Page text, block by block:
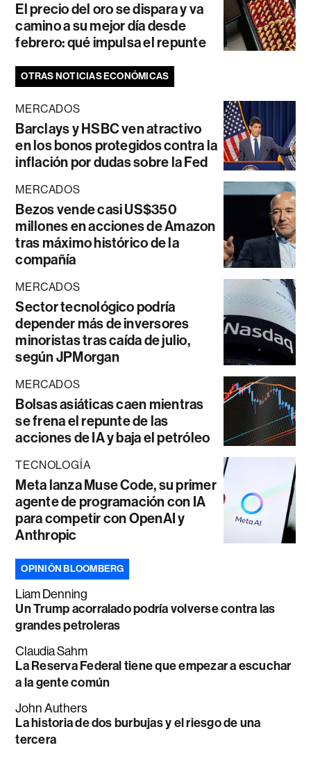
El precio del oro se dispara y va
camino a su mejor día desde
febrero: qué impulsa el repunte
OTRAS NOTICIAS ECONÓMICAS
MERCADOS
Barclays y HSBC ven atractivo
en los bonos protegidos contra la
inflación por dudas sobre la Fed
MERCADOS
Bezos vende casi US$350
millones en acciones de Amazon
tras máximo histórico de la
compañía
MERCADOS
Sector tecnológico podría
depender más de inversores
minoristas tras caída de julio,
según JPMorgan
MERCADOS
Bolsas asiáticas caen mientras
se frena el repunte de las
acciones de IA y baja el petróleo
TECNOLOGÍA
Meta lanza Muse Code, su primer
agente de programación con IA
para competir con OpenAI y
Anthropic
OPINIÓN BLOOMBERG
Liam Denning
Un Trump acorralado podría volverse contra las
grandes petroleras
Claudia Sahm
La Reserva Federal tiene que empezar a escuchar
a la gente común
John Authers
La historia de dos burbujas y el riesgo de una
tercera